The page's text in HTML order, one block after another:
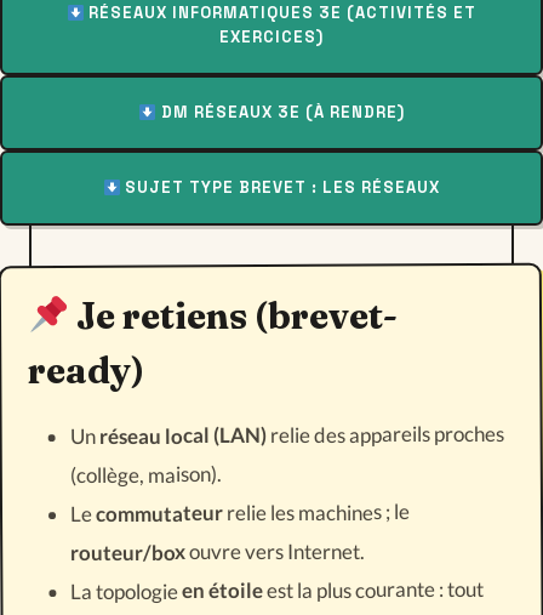
RÉSEAUX INFORMATIQUES 3E (ACTIVITÉS ET
EXERCICES)
DM RÉSEAUX 3E (À RENDRE)
SUJET TYPE BREVET : LES RÉSEAUX
Je retiens (brevet-
ready)
Unréseau local (LAN)relie des appareils proches
(collège, maison).
Lecommutateurrelie les machines ; le
routeur/boxouvre vers Internet.
La topologieen étoileest la plus courante : tout